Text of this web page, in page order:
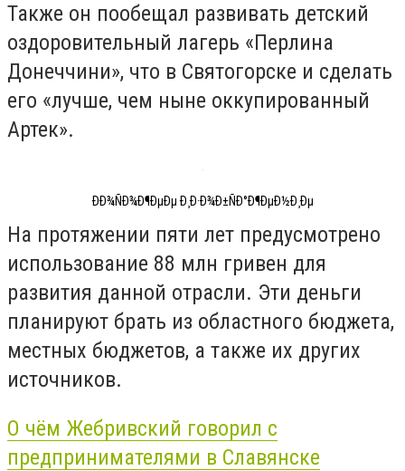
Также он пообещал развивать детский
оздоровительный лагерь «Перлина
Донеччини», что в Святогорске и сделать
его «лучше, чем ныне оккупированный
Артек».
ÐÐ¾ÑÐ¾Ð¶ÐµÐµ Ð¸Ð·Ð¾Ð±ÑÐ°Ð¶ÐµÐ½Ð¸Ðµ
На протяжении пяти лет предусмотрено
использование 88 млн гривен для
развития данной отрасли. Эти деньги
планируют брать из областного бюджета,
местных бюджетов, а также их других
источников.
О чём Жебривский говорил с
предпринимателями в Славянске